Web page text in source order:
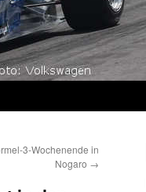
3-Wochenende in
Nogaro →